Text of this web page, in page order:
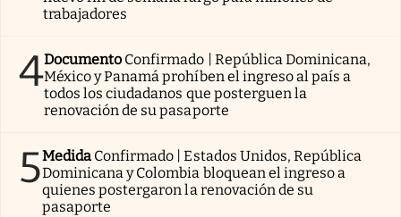
trabajadores
4Documento Confirmado | República Dominicana,
México y Panamá prohíben el ingreso al país a
todos los ciudadanos que posterguen la
renovación de su pasaporte
5Medida Confirmado | Estados Unidos, República
Dominicana y Colombia bloquean el ingreso a
quienes postergaron la renovación de su
pasaporte